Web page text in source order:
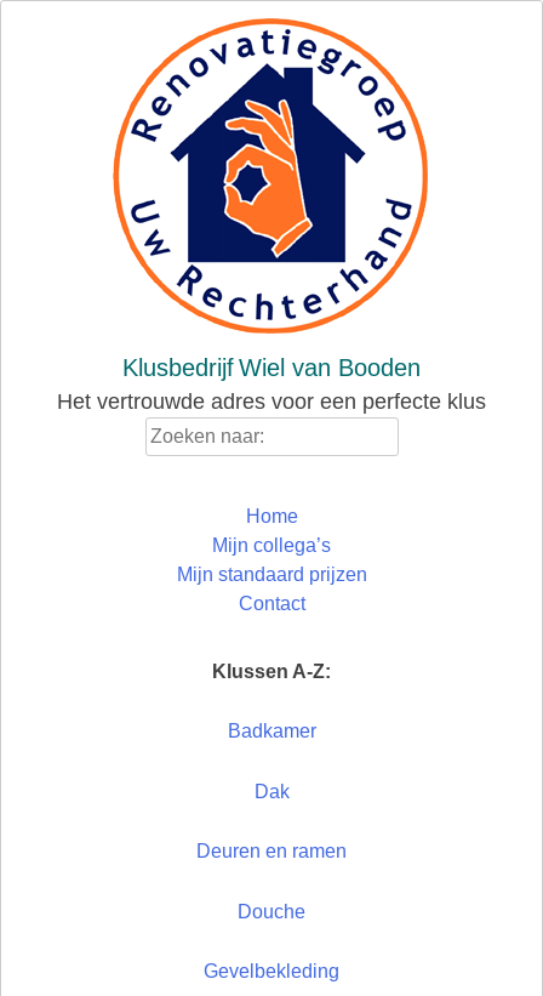
KlusbedrijfWiel van Booden
Het vertrouwde adres voor een perfecte klus
Home
Mijn collega’s
Mijn standaard prijzen
Contact
Klussen A-Z:
Badkamer
Dak
Deuren en ramen
Douche
Gevelbekleding